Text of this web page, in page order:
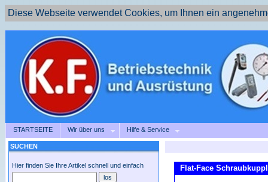
Diese Webseite verwendet Cookies, um Ihnen ein
STARTSEITE Wir über uns Hilfe & Service
SUCHEN
Hier finden Sie Ihre Artikel schnell und einfach Flat-Face